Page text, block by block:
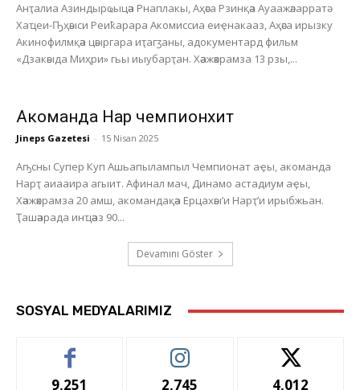
Анҭалиа Азиндырҩыцәа Рнаплакы, Аҳәса Рзинқәа Ауаажәларратә
Хаҵеи-Ҧҳәыси Реиҟарара Акомиссиа еиҿнакааз, Аҳәса ирызку
Акинофилмқәа цәыргара иҭагӡаны, адокументард фильм
«Дзакәыда Миҳри» гьы иыубарҭан. Хәажәкрамза 13 рзы,...
Акоманда Нарҭ чемпионхит
Jineps Gazetesi - 15 Nisan 2025
Аҧсны Супер Куп Ашьапылампыл Чемпионат аҿы, акоманда
Нарҭ аиааира агыит. Афинал мач, Динамо астадиум аҿы,
Хәажәкрамза 20 амш, акомандақәа Ерцахәы’и Нарҭ’и ирыбжьан.
Ҭашәарада инҵәаз 90...
Devamını Göster
SOSYAL MEDYALARIMIZ
9,251 2,745 4,012